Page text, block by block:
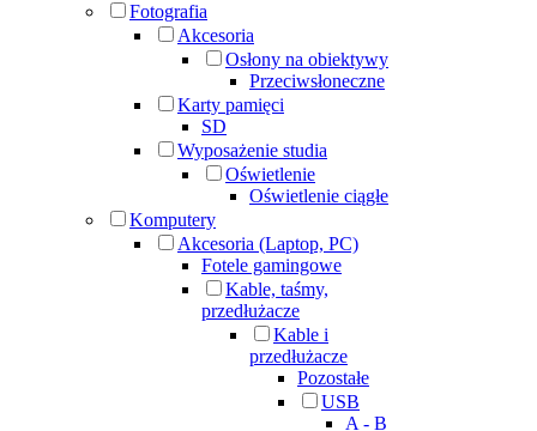
Fotografia
Akcesoria
Osłony na obiektywy
Przeciwsłoneczne
Karty pamięci
SD
Wyposażenie studia
Oświetlenie
Oświetlenie ciągłe
Komputery
Akcesoria (Laptop, PC)
Fotele gamingowe
Kable, taśmy,
przedłużacze
Kable i
przedłużacze
Pozostałe
USB
A - B